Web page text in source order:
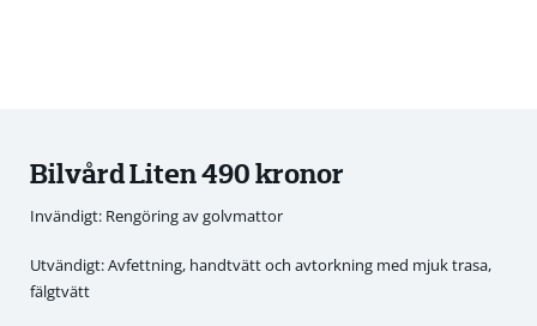
Bilvård Liten 490 kronor
Invändigt: Rengöring av golvmattor
Utvändigt: Avfettning, handtvätt och avtorkning med mjuk trasa,
fälgtvätt